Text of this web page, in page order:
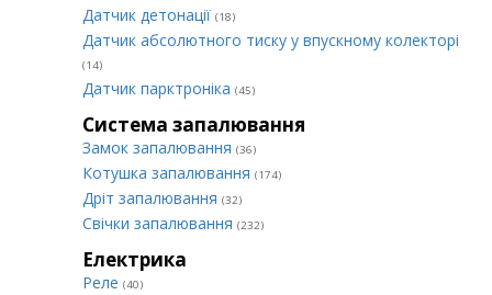
Датчик детонації (18)
Датчик абсолютного тиску у впускному колекторі
(14)
Датчик парктроніка (45)
Система запалювання
Замок запалювання (36)
Котушка запалювання (174)
Дріт запалювання (32)
Свічки запалювання (232)
Електрика
Реле (40)